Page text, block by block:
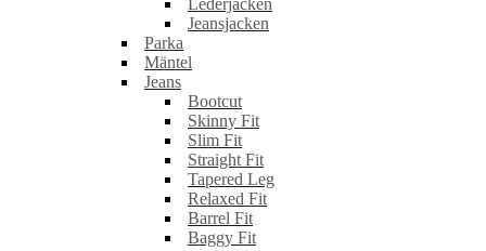
Lederjacken
Jeansjacken
Parka
Mäntel
Jeans
Bootcut
Skinny Fit
Slim Fit
Straight Fit
Tapered Leg
Relaxed Fit
Barrel Fit
Baggy Fit